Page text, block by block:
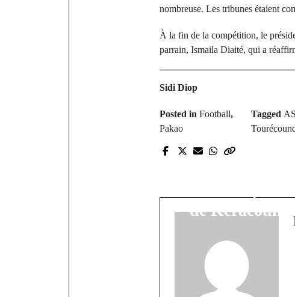
nombreuse. Les tribunes étaient
À la fin de la compétition, le
parrain, Ismaila Diaité, qui a
Sidi Diop
Posted in Football,
Pakao
Tagged
de